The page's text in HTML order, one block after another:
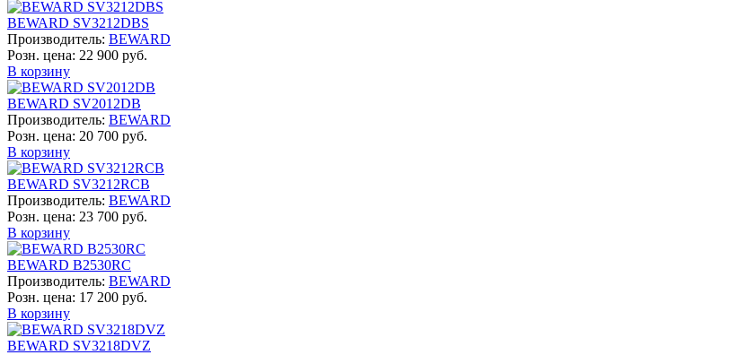
BEWARD SV3212DBS
Производитель: BEWARD
Розн. цена: 22 900 руб.
В корзину
BEWARD SV2012DB
Производитель: BEWARD
Розн. цена: 20 700 руб.
В корзину
BEWARD SV3212RCB
Производитель: BEWARD
Розн. цена: 23 700 руб.
В корзину
BEWARD B2530RC
Производитель: BEWARD
Розн. цена: 17 200 руб.
В корзину
BEWARD SV3218DVZ